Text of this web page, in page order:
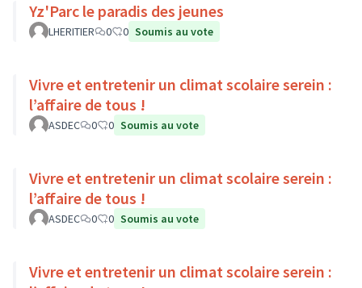
Yz'Parc le paradis des jeunes
LHERITIER 0 0 Soumis au vote
Vivre et entretenir un climat scolaire serein :
l’affaire de tous !
ASDEC 0 0 Soumis au vote
Vivre et entretenir un climat scolaire serein :
l’affaire de tous !
ASDEC 0 0 Soumis au vote
Vivre et entretenir un climat scolaire serein :